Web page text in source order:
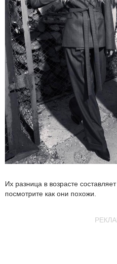
Их разница в возрасте
посмотрите как они похожи.